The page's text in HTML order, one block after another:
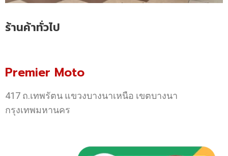
ร้านค้าทั่วไป
Premier Moto
417 ถ.เทพรัตน แขวงบางนาเหนือ เขตบางนา
กรุงเทพมหานคร